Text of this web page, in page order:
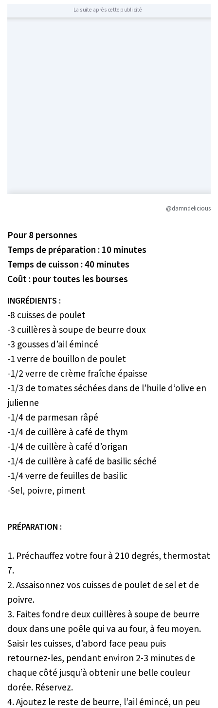
La suite après cette publicité
@damndelicious
Pour 8 personnes
Temps de préparation : 10 minutes
Temps de cuisson : 40 minutes
Coût : pour toutes les bourses
INGRÉDIENTS :
-8 cuisses de poulet
-3 cuillères à soupe de beurre doux
-3 gousses d’ail émincé
-1 verre de bouillon de poulet
-1/2 verre de crème fraîche épaisse
-1/3 de tomates séchées dans de l’huile d’olive en
julienne
-1/4 de parmesan râpé
-1/4 de cuillère à café de thym
-1/4 de cuillère à café d’origan
-1/4 de cuillère à café de basilic séché
-1/4 verre de feuilles de basilic
-Sel, poivre, piment
PRÉPARATION :
1. Préchauffez votre four à 210 degrés, thermostat
7.
2. Assaisonnez vos cuisses de poulet de sel et de
poivre.
3. Faites fondre deux cuillères à soupe de beurre
doux dans une poêle qui va au four, à feu moyen.
Saisir les cuisses, d’abord face peau puis
retournez-les, pendant environ 2-3 minutes de
chaque côté jusqu’à obtenir une belle couleur
dorée. Réservez.
4. Ajoutez le reste de beurre, l’ail émincé, un peu